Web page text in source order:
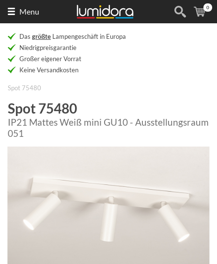
Menu (
0
Das größte Lampengeschäft in Europa
Niedrigpreisgarantie
Großer eigener Vorrat
Keine Versandkosten
Spot 75480
Spot 75480
IP21 Mattes Weiß mini GU10 - Ausstellungsraum
051